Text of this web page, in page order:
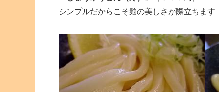
シンプルだからこそ麺の美しさが際立ちます